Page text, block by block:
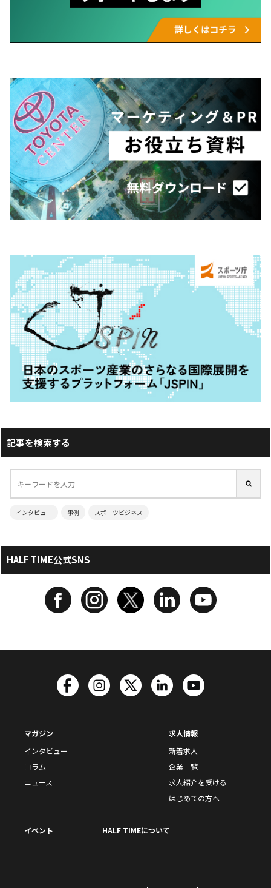
記事を検索する
インタビュー 事例 スポーツビジネス
HALF TIME公式SNS
マガジン
インタビュー
コラム
ニュース
求人情報
新着求人
企業一覧
求人紹介を受ける
はじめての方へ
イベント HALF TIMEについて